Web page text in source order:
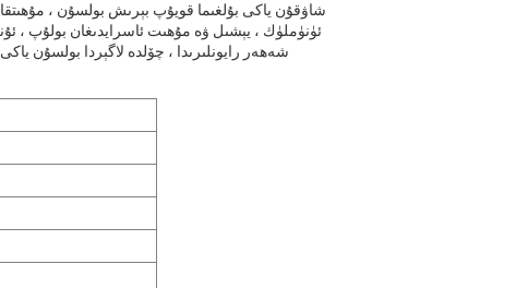
شاۋقۇن ياكى بۇلغىما قويۇپ بېرىش بولسۇن ، مۇھىتقا
ئۈنۈملۈك ، يېشىل ۋە مۇھىت ئاسرايدىغان بولۇپ ،
شەھەر رايونلىرىدا ، چۆلدە لاگېردا بولسۇن